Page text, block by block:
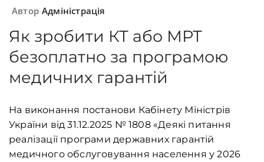
Автор Адміністрація
Як зробити КТ або МРТ
безоплатно за програмою
медичних гарантій
На виконання постанови Кабінету Міністрів
України від 31.12.2025 № 1808 «Деякі питання
реалізації програми державних гарантій
медичного обслуговування населення у 2026